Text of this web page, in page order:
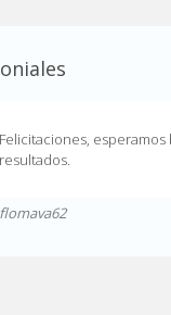
Felicitaciones,
resultados.
flomava62